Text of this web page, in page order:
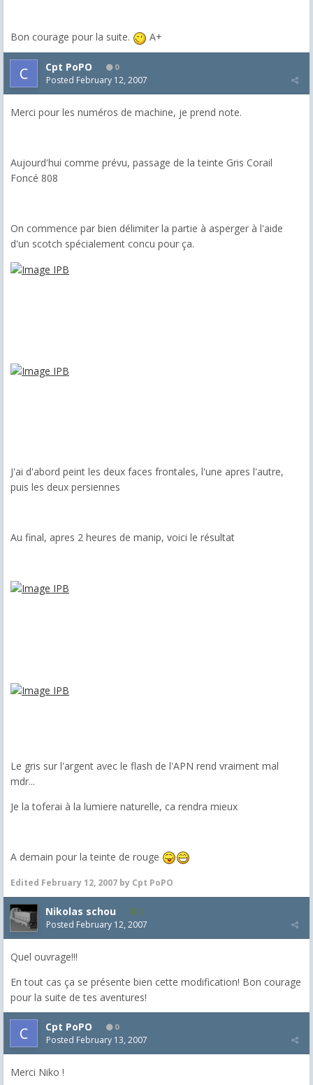
Bon courage pour la suite. A+
Cpt PoPO 0
Posted February 12, 2007
Merci pour les numéros de machine, je prend note.
Aujourd'hui comme prévu, passage de la teinte Gris Corail
Foncé 808
On commence par bien délimiter la partie à asperger à l'aide
d'un scotch spécialement concu pour ça.
J'ai d'abord peint les deux faces frontales, l'une apres l'autre,
puis les deux persiennes
Au final, apres 2 heures de manip, voici le résultat
Le gris sur l'argent avec le flash de l'APN rend vraiment mal
mdr...
Je la toferai à la lumiere naturelle, ca rendra mieux
A demain pour la teinte de rouge
Edited February 12, 2007 by Cpt PoPO
Nikolas schou 2
Posted February 12, 2007
Quel ouvrage!!!
En tout cas ça se présente bien cette modification! Bon courage
pour la suite de tes aventures!
Cpt PoPO 0
Posted February 13, 2007
Merci Niko !